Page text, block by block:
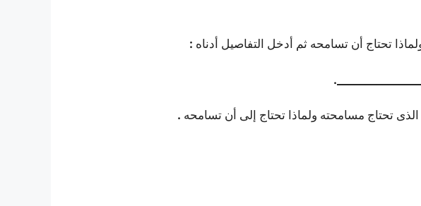
تحتاج أن تسامحه ثم أدخل التفاصيل أدناه :
_______________.
تحتاج مسامحته ولماذا تحتاج إلى أن تسامحه .